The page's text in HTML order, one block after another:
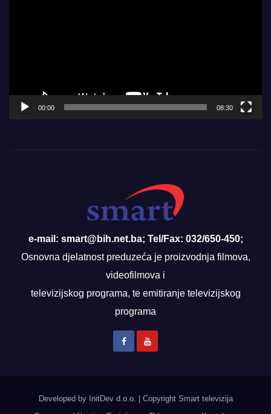
00:00 08:30
e-mail: smart@bih.net.ba; Tel/Fax: 032/650-450;
Osnovna djelatnost preduzeća je proizvodnja filmova,
videofilmova i
televizijskog programa, te emitiranje televizijskog
programa
Developed by InitDev d.o.o.
Copyright Smart televizija